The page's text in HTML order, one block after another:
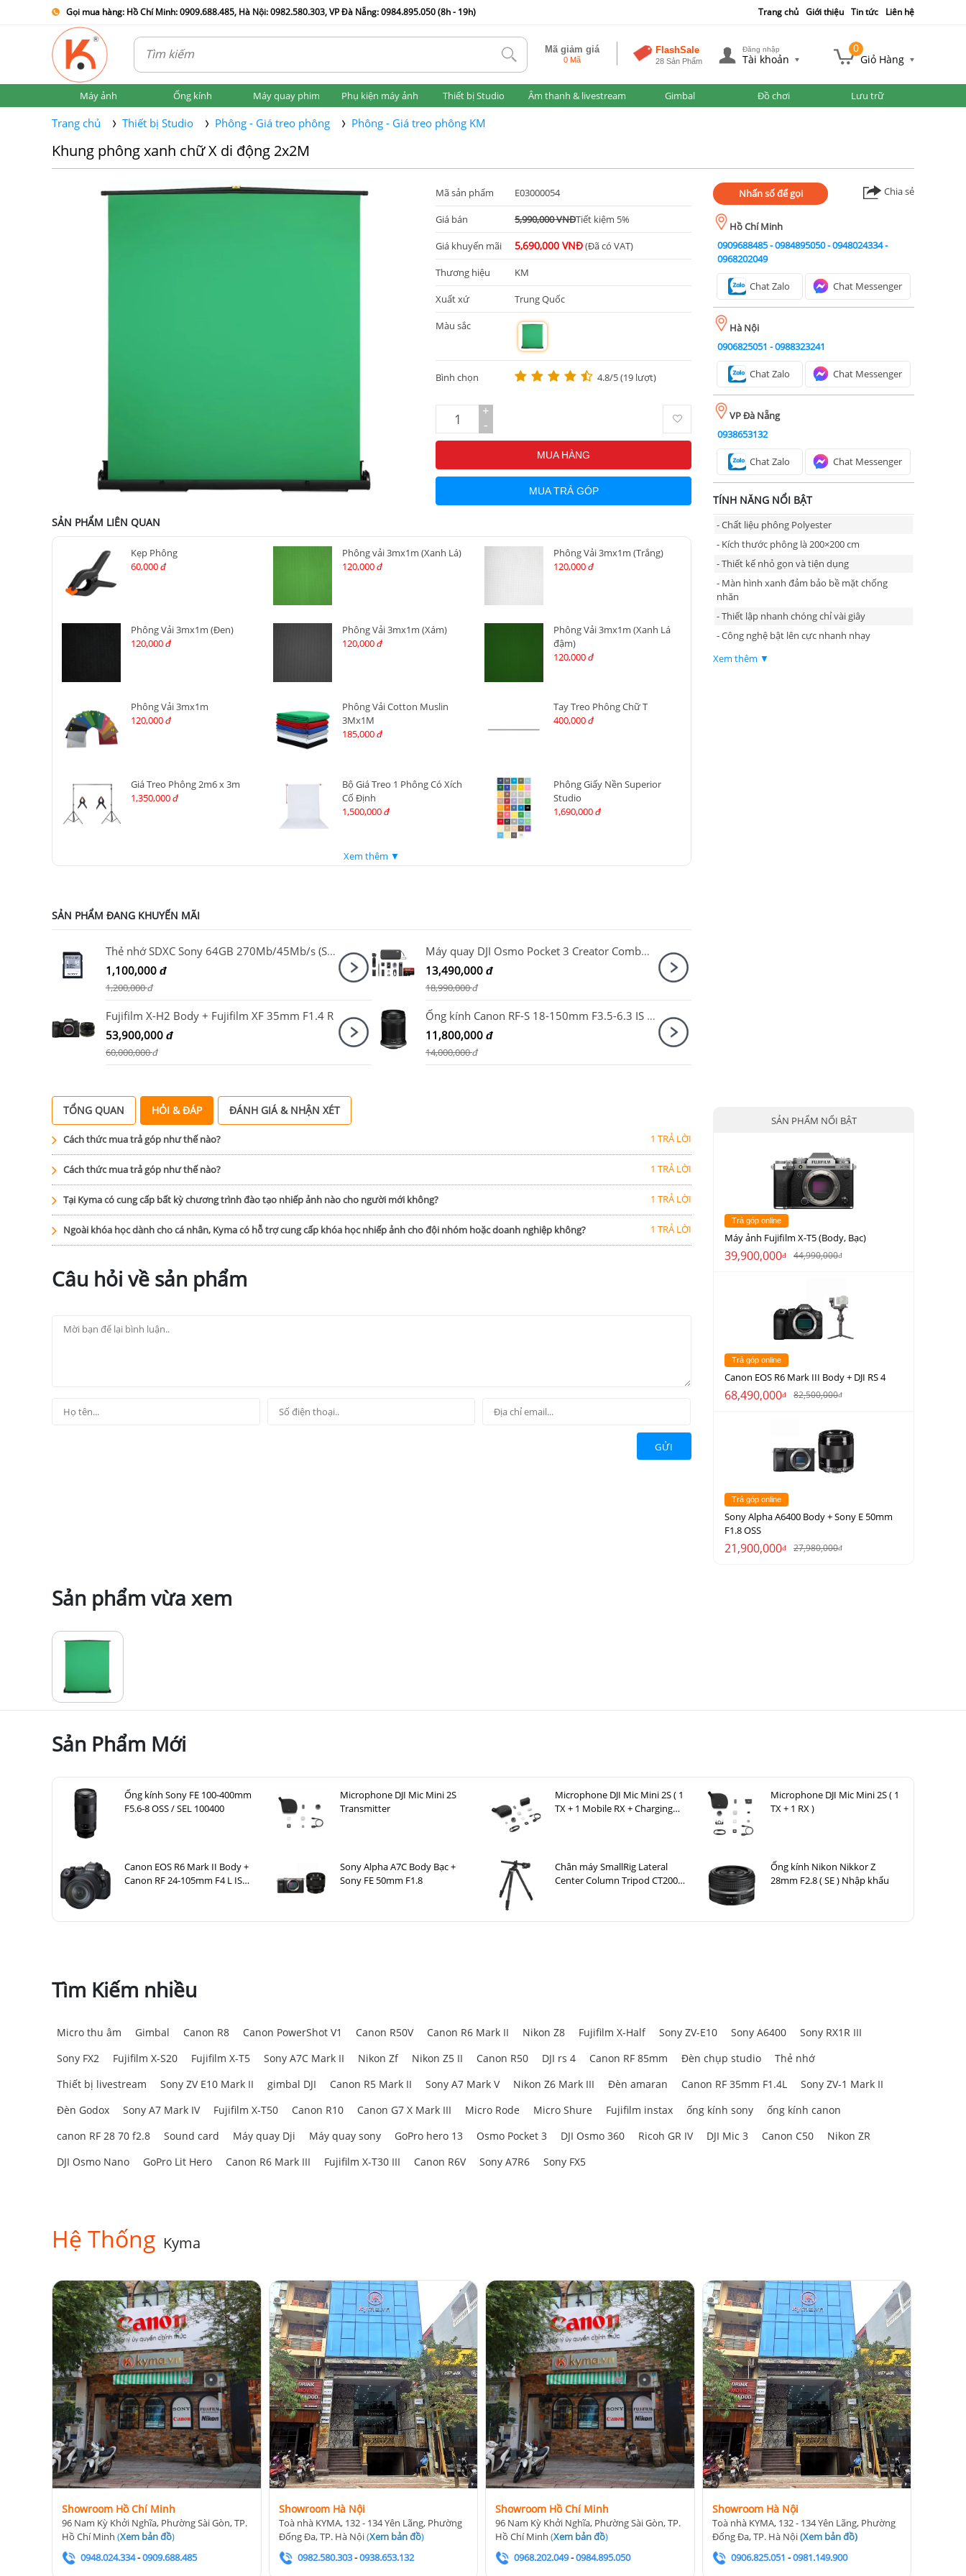
Gọi mua hàng: Hồ Chí Minh: 0909.688.485, Hà Nội: 0982.580.303, VP Đà Nẵng: 0984.895.050 (8h - 19h) Trang chủ Giới thiệu Tin tức Liên hệ
tlk Mã giảm giá
0 Mã
FlashSale
28 Sản Phẩm
Đăng nhập
Tài khoản
0
Giỏ Hàng
Máy ảnh Ống kính Máy quay phim Phụ kiện máy ảnh Thiết bị Studio Âm thanh & livestream Gimbal Đồ chơi Lưu trữ
Trang chủ Thiết bị Studio Phông - Giá treo phông Phông - Giá treo phông KM
Khung phông xanh chữ X di động 2x2M
Mã sản phẩm E03000054
Giá bán 5,990,000 VNĐTiết kiệm 5%
Giá khuyến mãi 5,690,000 VNĐ(Đã có VAT)
Thương hiệu KM
Xuất xứ Trung Quốc
Màu sắc
m
Bình chọn 4.8/5 (19 lượt)
+
-
MUA HÀNG
MUA TRẢ GÓP
SẢN PHẨM LIÊN QUAN
Kẹp Phông
60,000 đ
Phông vải 3mx1m (Xanh Lá)
120,000 đ
Phông Vải 3mx1m (Trắng)
120,000 đ
Phông Vải 3mx1m (Đen)
120,000 đ
Phông Vải 3mx1m (Xám)
120,000 đ
Phông Vải 3mx1m (Xanh Lá
đậm)
120,000 đ
Phông Vải 3mx1m
120,000 đ
Phông Vải Cotton Muslin
3Mx1M
185,000 đ
Tay Treo Phông Chữ T
400,000 đ
Giá Treo Phông 2m6 x 3m
1,350,000 đ
Bộ Giá Treo 1 Phông Có Xích
Cố Định
1,500,000 đ
Phông Giấy Nền Superior
Studio
1,690,000 đ
Xem thêm ▼
SẢN PHẨM ĐANG KHUYẾN MÃI
Thẻ nhớ SDXC Sony 64GB 270Mb/45Mb/s (SF-E64A//T)
1,100,000 đ
1,200,000đ
Máy quay DJI Osmo Pocket 3 Creator Combo + Thẻ nhớ MicroSDXC Sandisk Extreme Pro 256GB 200MB/140MB/s
13,490,000 đ
18,990,000đ
Fujifilm X-H2 Body + Fujifilm XF 35mm F1.4 R
53,900,000 đ
60,000,000đ
Ống kính Canon RF-S 18-150mm F3.5-6.3 IS STM
11,800,000 đ
14,000,000đ
Nhấn số để gọi Chia sẻ
Hồ Chí Minh
0909688485-0984895050-0948024334-
0968202049
Chat Zalo Chat Messenger
Hà Nội
0906825051 -0988323241
Chat Zalo Chat Messenger
VP Đà Nẵng
0938653132
Chat Zalo Chat Messenger
TÍNH NĂNG NỔI BẬT
- Chất liệu phông Polyester
- Kích thước phông là 200×200 cm
- Thiết kế nhỏ gọn và tiện dụng
- Màn hình xanh đảm bảo bề mặt chống
nhăn
- Thiết lập nhanh chóng chỉ vài giây
- Công nghệ bật lên cực nhanh nhạy
Xem thêm ▼
TỔNG QUAN HỎI & ĐÁP ĐÁNH GIÁ & NHẬN XÉT
Cách thức mua trả góp như thế nào? 1 TRẢ LỜI
Cách thức mua trả góp như thế nào? 1 TRẢ LỜI
Tại Kyma có cung cấp bất kỳ chương trình đào tạo nhiếp ảnh nào cho người mới không? 1 TRẢ LỜI
Ngoài khóa học dành cho cá nhân, Kyma có hỗ trợ cung cấp khóa học nhiếp ảnh cho đội nhóm hoặc doanh nghiệp không? 1 TRẢ LỜI
Câu hỏi về sản phẩm
GỬI
SẢN PHẨM NỔI BẬT
Trả góp online
Máy ảnh Fujifilm X-T5 (Body, Bạc)
39,900,000đ 44,990,000đ
Trả góp online
Canon EOS R6 Mark III Body + DJI RS 4
68,490,000đ 82,500,000đ
Trả góp online
Sony Alpha A6400 Body + Sony E 50mm
F1.8 OSS
21,900,000đ 27,980,000đ
Sản phẩm vừa xem
Sản Phẩm Mới
Ống kính Sony FE 100-400mm
F5.6-8 OSS / SEL 100400
Microphone DJI Mic Mini 2S
Transmitter
Microphone DJI Mic Mini 2S ( 1
TX + 1 Mobile RX + Charging
Microphone DJI Mic Mini 2S ( 1
TX + 1 RX )
Canon EOS R6 Mark II Body +
Canon RF 24-105mm F4 L IS
Sony Alpha A7C Body Bạc +
Sony FE 50mm F1.8
Chân máy SmallRig Lateral
Center Column Tripod CT200
Ống kính Nikon Nikkor Z
28mm F2.8 ( SE ) Nhập khẩu
Tìm Kiếm nhiều
Micro thu âm Gimbal Canon R8 Canon PowerShot V1 Canon R50V Canon R6 Mark II Nikon Z8 Fujifilm X-Half Sony ZV-E10 Sony A6400
Sony RX1R III
Sony FX2
Fujifilm X-S20 Fujifilm X-T5 Sony A7C Mark II Nikon Zf Nikon Z5 II Canon R50 DJI rs 4 Canon RF 85mm Đèn chụp studio
Thẻ nhớ
Thiết bị livestream
Sony ZV E10 Mark II gimbal DJI Canon R5 Mark II Sony A7 Mark V Nikon Z6 Mark III Đèn amaran Canon RF 35mm F1.4L
Sony ZV-1 Mark II
Đèn Godox
Sony A7 Mark IV Fujifilm X-T50 Canon R10 Canon G7 X Mark III Micro Rode Micro Shure Fujifilm instax ống kính sony
ống kính canon
canon RF 28 70 f2.8
Sound card Máy quay Dji Máy quay sony GoPro hero 13 Osmo Pocket 3 DJI Osmo 360 Ricoh GR IV DJI Mic 3 Canon C50
Nikon ZR
DJI Osmo Nano
GoPro Lit Hero Canon R6 Mark III Fujifilm X-T30 III Canon R6V Sony A7R6 Sony FX5
Hệ Thống Kyma
Showroom Hồ Chí Minh
96 Nam Kỳ Khởi Nghĩa, Phường Sài Gòn, TP.
Hồ Chí Minh (Xem bản đồ)
0948.024.334-0909.688.485
Showroom Hà Nội
Toà nhà KYMA, 132 - 134 Yên Lãng, Phường
Đống Đa, TP. Hà Nội(Xem bản đồ)
0982.580.303-0938.653.132
Showroom Hồ Chí Minh
96 Nam Kỳ Khởi Nghĩa, Phường Sài Gòn, TP.
Hồ Chí Minh(Xem bản đồ)
0968.202.049-0984.895.050
Showroom Hà Nội
Toà nhà KYMA, 132 - 134 Yên Lãng, Phường
Đống Đa, TP. Hà Nội(Xem bản đồ)
0906.825.051 -0981.149.900